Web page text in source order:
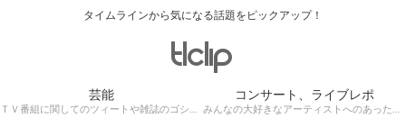
タイムラインから気になる話題をピックアップ！
芸能
ＴＶ番組に関してのツィートや雑誌のゴシップ記事、芸能人目撃情報・ロケ現場遭遇・・・
コンサート、ライブレポ
みんなの大好きなアーティストへのあったかぁ～い思いをツイッターレポートに保存！